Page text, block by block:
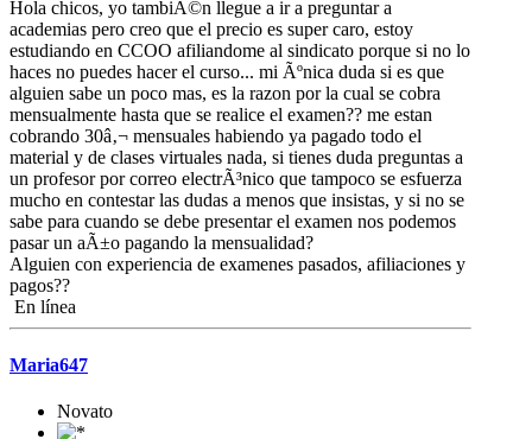
Hola chicos, yo tambiÃ©n llegue a ir a preguntar a
academias pero creo que el precio es super caro, estoy
estudiando en CCOO afiliandome al sindicato porque si no lo
haces no puedes hacer el curso... mi Ãºnica duda si es que
alguien sabe un poco mas, es la razon por la cual se cobra
mensualmente hasta que se realice el examen?? me estan
cobrando 30â‚¬ mensuales habiendo ya pagado todo el
material y de clases virtuales nada, si tienes duda preguntas a
un profesor por correo electrÃ³nico que tampoco se esfuerza
mucho en contestar las dudas a menos que insistas, y si no se
sabe para cuando se debe presentar el examen nos podemos
pasar un aÃ±o pagando la mensualidad?
Alguien con experiencia de examenes pasados, afiliaciones y
pagos??
En línea
Maria647
Novato